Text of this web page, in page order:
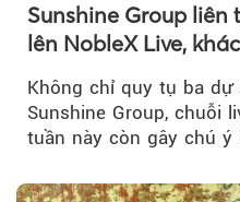
Sunshine Group
lên NobleX Live,
Không chỉ quy tụ ba dự
Sunshine Group, chuỗi
tuần này còn gây chú ý